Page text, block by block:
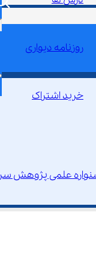
روزنامه دیواری
خرید اشتراک
پژوهش سراها؛ ۵ تیر